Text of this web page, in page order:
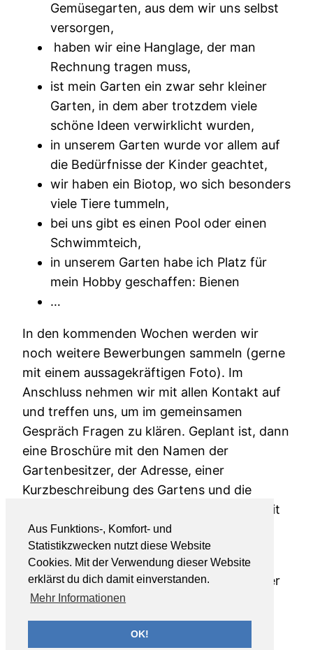
Aus Funktions-, Komfort- und
Statistikzwecken nutzt diese Website
Cookies. Mit der Verwendung dieser Website
erklärst du dich damit einverstanden.
Mehr Informationen
OK!
Gemüsegarten, aus dem wir uns selbst
versorgen,
haben wir eine Hanglage, der man
Rechnung tragen muss,
ist mein Garten ein zwar sehr kleiner
Garten, in dem aber trotzdem viele
schöne Ideen verwirklicht wurden,
in unserem Garten wurde vor allem auf
die Bedürfnisse der Kinder geachtet,
wir haben ein Biotop, wo sich besonders
viele Tiere tummeln,
bei uns gibt es einen Pool oder einen
Schwimmteich,
in unserem Garten habe ich Platz für
mein Hobby geschaffen: Bienen
…
In den kommenden Wochen werden wir
noch weitere Bewerbungen sammeln (gerne
mit einem aussagekräftigen Foto). Im
Anschluss nehmen wir mit allen Kontakt auf
und treffen uns, um im gemeinsamen
Gespräch Fragen zu klären. Geplant ist, dann
eine Broschüre mit den Namen der
Gartenbesitzer, der Adresse, einer
Kurzbeschreibung des Gartens und die
Angebote für diesen Tag zu erstellen, damit
ich als Besucher meine „Wanderung durch
Roßwäldens Gärten“ planen kann.
Meldungen bitte bis zum1. Dezember
unter
ululuherrmann@web.de
Ulrike Herrmann und Team